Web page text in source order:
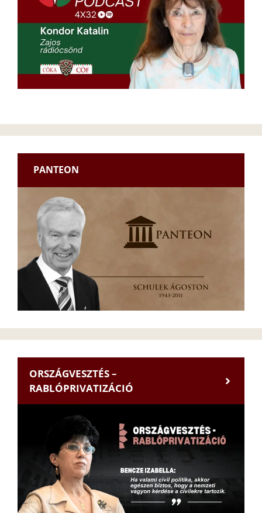
PANTEON
ORSZÁGVESZTÉS –
RABLÓPRIVATIZÁCIÓ